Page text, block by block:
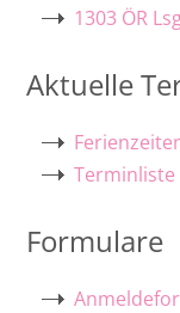
1303 ÖR
Aktuelle
Terminliste
Formulare